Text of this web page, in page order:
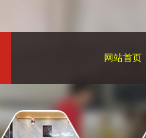
网站首页